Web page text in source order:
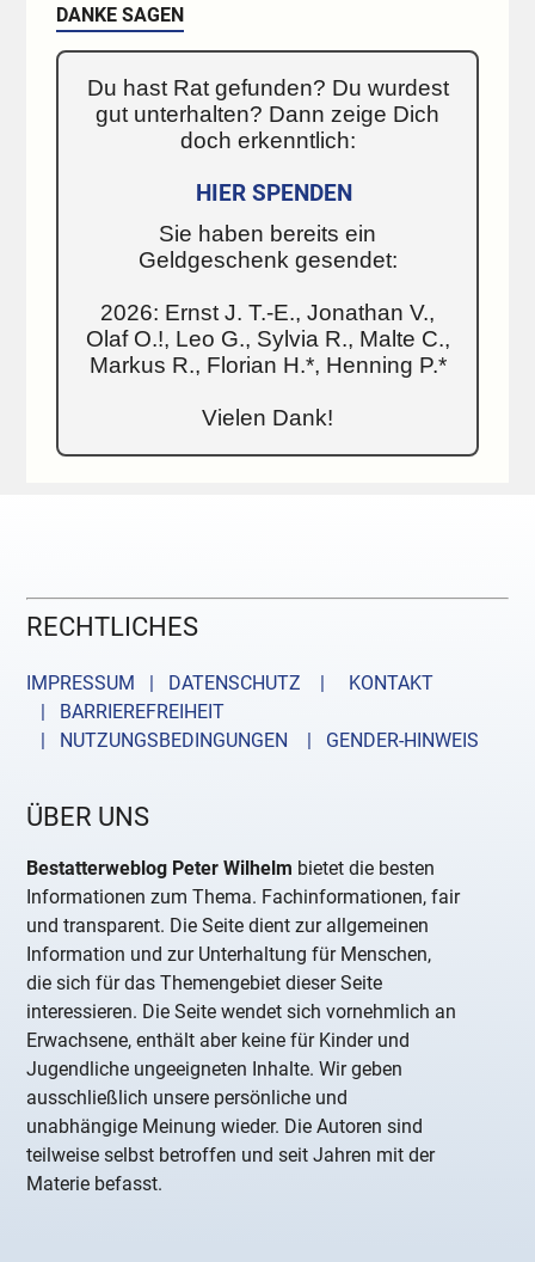
DANKE SAGEN
Du hast Rat gefunden? Du wurdest
gut unterhalten? Dann zeige Dich
doch erkenntlich:
HIER SPENDEN
Sie haben bereits ein
Geldgeschenk gesendet:
2026: Ernst J. T.-E., Jonathan V.,
Olaf O.!, Leo G., Sylvia R., Malte C.,
Markus R., Florian H.*, Henning P.*
Vielen Dank!
RECHTLICHES
IMPRESSUM | DATENSCHUTZ |
KONTAKT
| BARRIEREFREIHEIT
| NUTZUNGSBEDINGUNGEN
| GENDER-HINWEIS
ÜBER UNS
Bestatterweblog Peter Wilhelm bietet die besten
Informationen zum Thema. Fachinformationen, fair
und transparent. Die Seite dient zur allgemeinen
Information und zur Unterhaltung für Menschen,
die sich für das Themengebiet dieser Seite
interessieren. Die Seite wendet sich vornehmlich an
Erwachsene, enthält aber keine für Kinder und
Jugendliche ungeeigneten Inhalte. Wir geben
ausschließlich unsere persönliche und
unabhängige Meinung wieder. Die Autoren sind
teilweise selbst betroffen und seit Jahren mit der
Materie befasst.